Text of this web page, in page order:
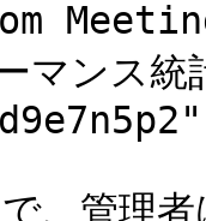
マンス
、管理